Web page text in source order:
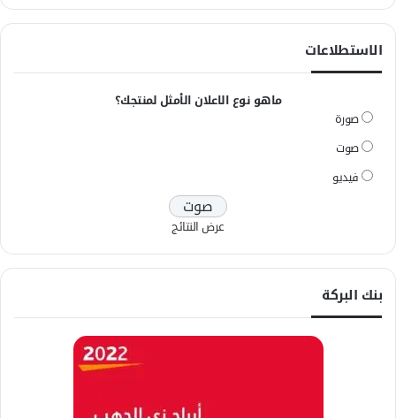
الاستطلاعات
ماهو نوع الاعلان الأمثل لمنتجك؟
صورة
صوت
فيديو
عرض النتائج
بنك البركة